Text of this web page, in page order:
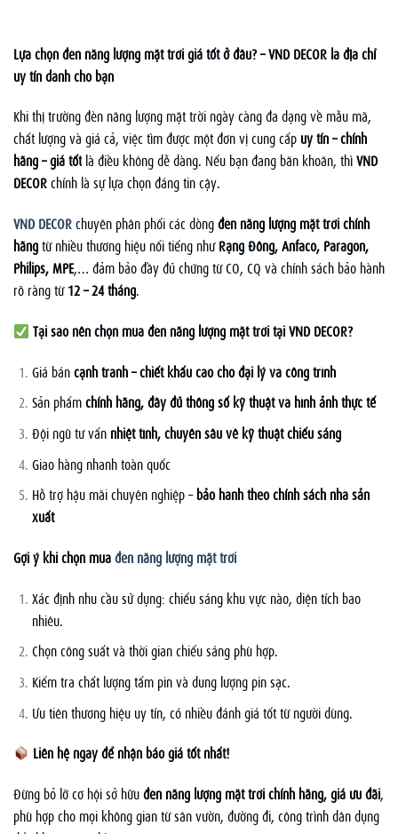
Lựa chọn đèn năng lượng mặt trời giá tốt ở đâu? – VND DECOR là địa chỉ
uy tín dành cho bạn
Khi thị trường đèn năng lượng mặt trời ngày càng đa dạng về mẫu mã,
chất lượng và giá cả, việc tìm được một đơn vị cung cấp uy tín – chính
hãng – giá tốt là điều không dễ dàng. Nếu bạn đang băn khoăn, thìVND
DECORchính là sự lựa chọn đáng tin cậy.
VND DECORchuyên phân phối các dòngđèn năng lượng mặt trời chính
hãngtừ nhiều thương hiệu nổi tiếng nhưRạng Đông, Anfaco, Paragon,
Philips, MPE,… đảm bảo đầy đủ chứng từ CO, CQ và chính sách bảo hành
rõ ràng từ12 – 24 tháng.
Tại sao nên chọn mua đèn năng lượng mặt trời tại VND DECOR?
Giá báncạnh tranh – chiết khấu cao cho đại lý và công trình
Sản phẩmchính hãng, đầy đủ thông số kỹ thuật và hình ảnh thực tế
Đội ngũ tư vấn nhiệt tình, chuyên sâu về kỹ thuật chiếu sáng
Giao hàng nhanh toàn quốc
Hỗ trợ hậu mãi chuyên nghiệp –bảo hành theo chính sách nhà sản
xuất
Gợi ý khi chọn muađèn năng lượng mặt trời
Xác định nhu cầu sử dụng: chiếu sáng khu vực nào, diện tích bao
nhiêu.
Chọn công suất và thời gian chiếu sáng phù hợp.
Kiểm tra chất lượng tấm pin và dung lượng pin sạc.
Ưu tiên thương hiệu uy tín, có nhiều đánh giá tốt từ người dùng.
Liên hệ ngay để nhận báo giá tốt nhất!
Đừng bỏ lỡ cơ hội sở hữuđèn năng lượng mặt trời chính hãng, giá ưu đãi,
phù hợp cho mọi không gian từ sân vườn, đường đi, công trình dân dụng